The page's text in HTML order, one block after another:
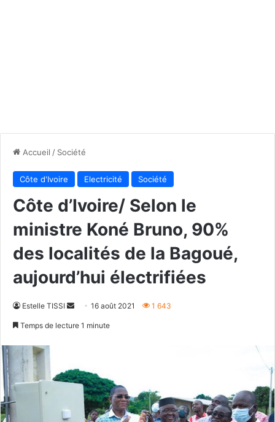
Accueil / Société
Côte d'Ivoire Electricité Société
Côte d’Ivoire/ Selon le
ministre Koné Bruno, 90%
des localités de la Bagoué,
aujourd’hui électrifiées
Estelle TISSI
Envoyer16 août 2021 1 643
Temps de lecture 1 minute